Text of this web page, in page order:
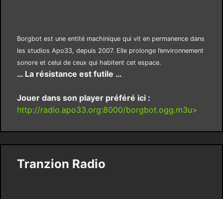
Borgbot est une entité machinique qui vit en permanence dans
les studios Apo33, depuis 2007. Elle prolonge l’environnement
sonore et celui de ceux qui habitent cet espace.
… La résistance est futile …
Jouer dans son player préféré ici :
http://radio.apo33.org:8000/borgbot.ogg.m3u>
Tranzion Radio